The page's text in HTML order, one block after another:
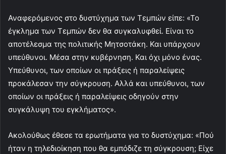
Αναφερόμενος στο δυστύχημα των Τεμπών είπε: «Το
έγκλημα των Τεμπών δεν θα συγκαλυφθεί. Είναι το
αποτέλεσμα της πολιτικής Μητσοτάκη. Και υπάρχουν
υπεύθυνοι. Μέσα στην κυβέρνηση. Και όχι μόνο ένας.
Υπεύθυνοι, των οποίων οι πράξεις ή παραλείψεις
προκάλεσαν την σύγκρουση. Αλλά και υπεύθυνοι, των
οποίων οι πράξεις ή παραλείψεις οδηγούν στην
συγκάλυψη του εγκλήματος».
Ακολούθως έθεσε τα ερωτήματα για το δυστύχημα: «Πού
ήταν η τηλεδιοίκηση που θα εμπόδιζε τη σύγκρουση; Είχε